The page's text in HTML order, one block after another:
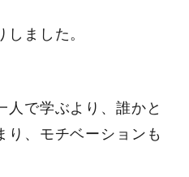
ました。
で学ぶより、誰かと
、モチベーションも